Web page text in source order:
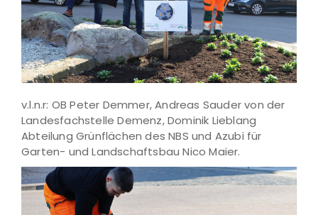
v.l.n.r: OB Peter Demmer, Andreas Sauder von der
Landesfachstelle Demenz, Dominik Lieblang
Abteilung Grünflächen des NBS und Azubi für
Garten- und Landschaftsbau Nico Maier.